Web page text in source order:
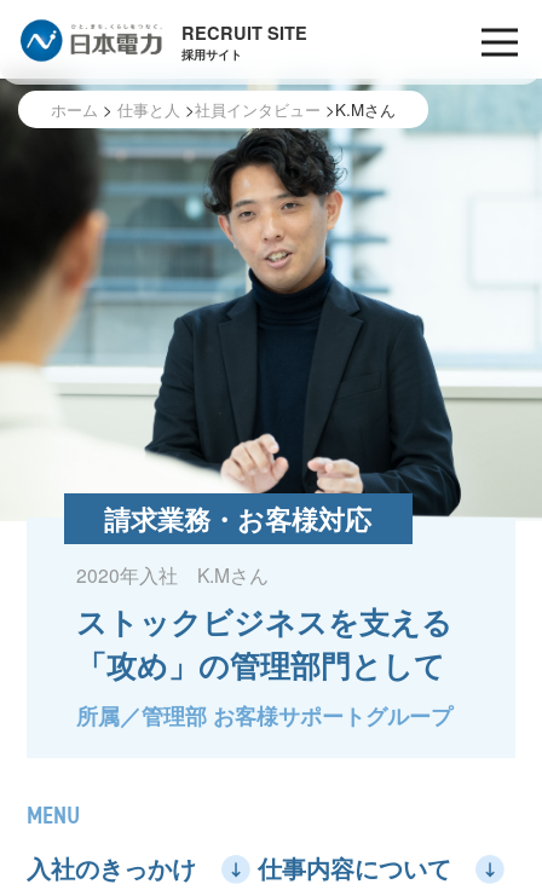
RECRUIT SITE
採用サイト
ホーム 仕事と人 社員インタビュー K.Mさん
請求業務・お客様対応
2020年入社 K.Mさん
ストックビジネスを支える
「攻め」の管理部門として
所属／管理部 お客様サポートグループ
MENU
入社のきっかけ
仕事内容について